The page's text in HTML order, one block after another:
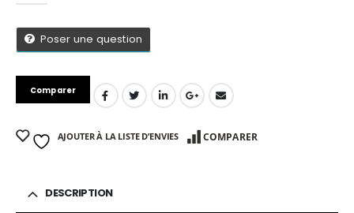
Poser une question
Comparer
AJOUTER À LA LISTE D’ENVIES COMPARER
DESCRIPTION